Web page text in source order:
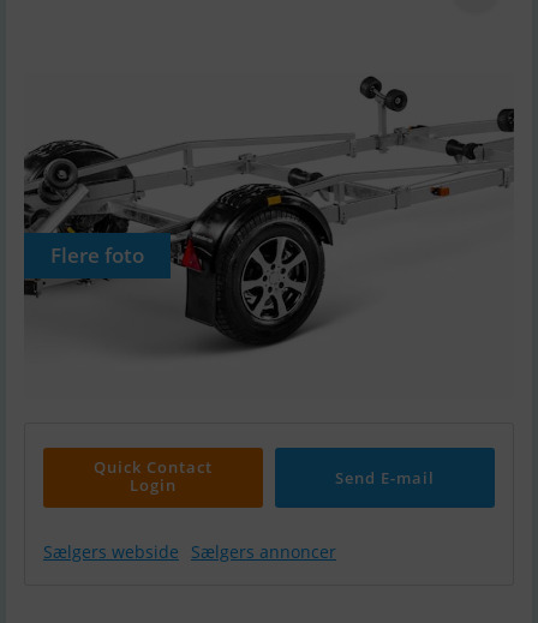
Flere foto
Quick Contact
Login
Send E-mail
Sælgers webside Sælgers annoncer